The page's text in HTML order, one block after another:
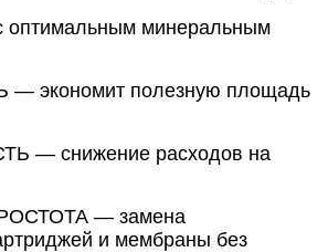
оптимальным минеральным
экономит полезную площадь
— снижение расходов на
— замена
и мембраны без